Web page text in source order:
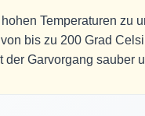
Temperaturen zu
bis zu 200 Grad
der Garvorgang sauber